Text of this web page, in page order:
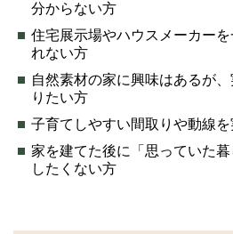
分からない方
住宅展示場やハウスメーカー
れない方
自然素材の家に興味はあるが
りたい方
子育てしやすい間取りや動線
家を建てた後に「思っていた
したくない方